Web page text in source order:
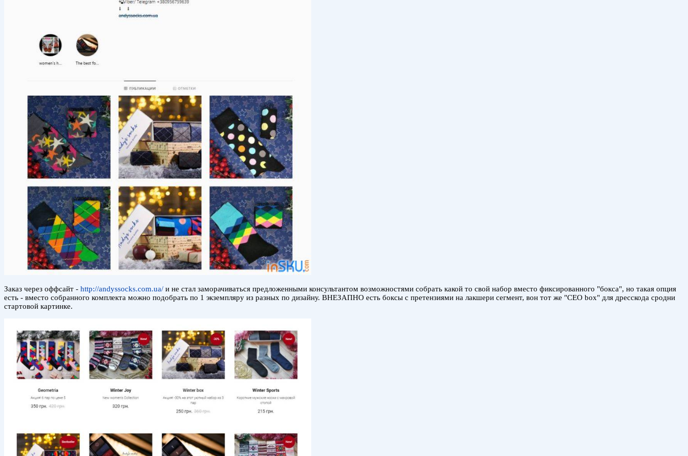
Заказ через оффсайт - http://andyssocks.com.ua/ и не стал заморачиваться предложенными консультантом возможностями собрать какой то свой набор вместо фиксированного "бокса", но такая опция
есть - вместо собранного комплекта можно подобрать по 1 экземпляру из разных по дизайну. ВНЕЗАПНО есть боксы с претензиями на лакшери сегмент, вон тот же "CEO box" для дресскода сродни
стартовой картинке.